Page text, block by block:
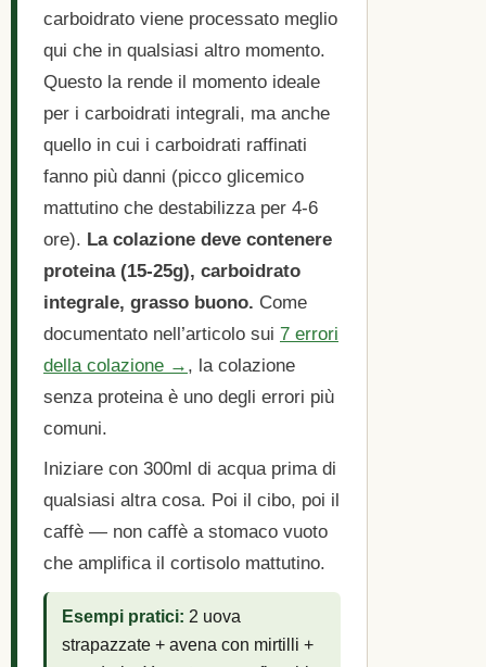
carboidrato viene processato meglio
qui che in qualsiasi altro momento.
Questo la rende il momento ideale
per i carboidrati integrali, ma anche
quello in cui i carboidrati raffinati
fanno più danni (picco glicemico
mattutino che destabilizza per 4-6
ore). La colazione deve contenere
proteina (15-25g), carboidrato
integrale, grasso buono. Come
documentato nell’articolo sui 7 errori
della colazione → , la colazione
senza proteina è uno degli errori più
comuni.
Iniziare con 300ml di acqua prima di
qualsiasi altra cosa. Poi il cibo, poi il
caffè — non caffè a stomaco vuoto
che amplifica il cortisolo mattutino.
Esempi pratici: 2 uova
strapazzate + avena con mirtilli +